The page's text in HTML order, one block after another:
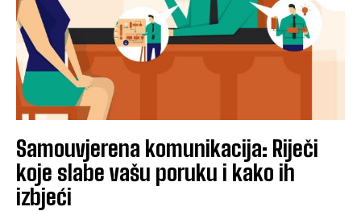
Samouvjerena komunikacija: Riječi
koje slabe vašu poruku i kako ih
izbjeći